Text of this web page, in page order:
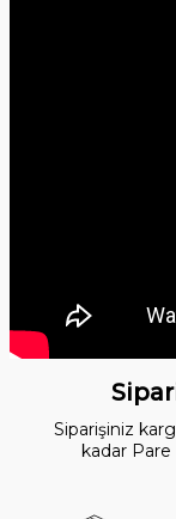
Siparişiniz
kadar